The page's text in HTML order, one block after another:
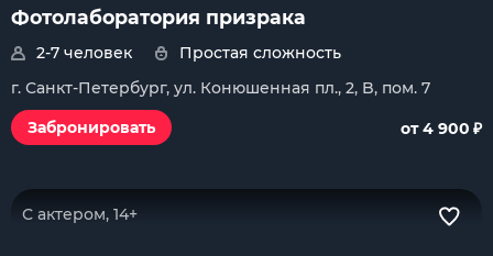
Фотолаборатория призрака
2-7 человек
Простая сложность
г. Санкт-Петербург, ул. Конюшенная пл., 2, B, пом. 7
Забронировать
от 4 900 ₽
С актером, 14+